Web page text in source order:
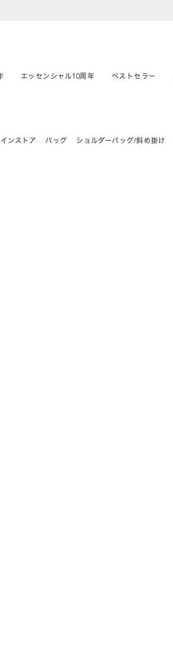
エッセンシャル10周年 ベストセラー
ンストア バッグ ショルダーバッグ/斜め掛け